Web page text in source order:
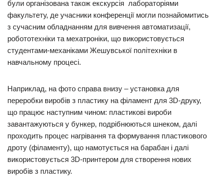
були організована також екскурсія лабораторіями
факультету, де учасники конференції могли познайомитись
з сучасним обладнанням для вивчення автоматизації,
робототехніки та мехатроніки, що використовується
студентами-механіками Жешувської політехніки в
навчальному процесі.
Наприклад, на фото справа внизу – установка для
переробки виробів з пластику на філамент для 3D-друку,
що працює наступним чином: пластикові вироби
завантажуються у бункер, подрібнюються шнеком, далі
проходить процес нагрівання та формування пластикового
дроту (філаменту), що намотується на барабан і далі
використовується 3D-принтером для створення нових
виробів з пластику.